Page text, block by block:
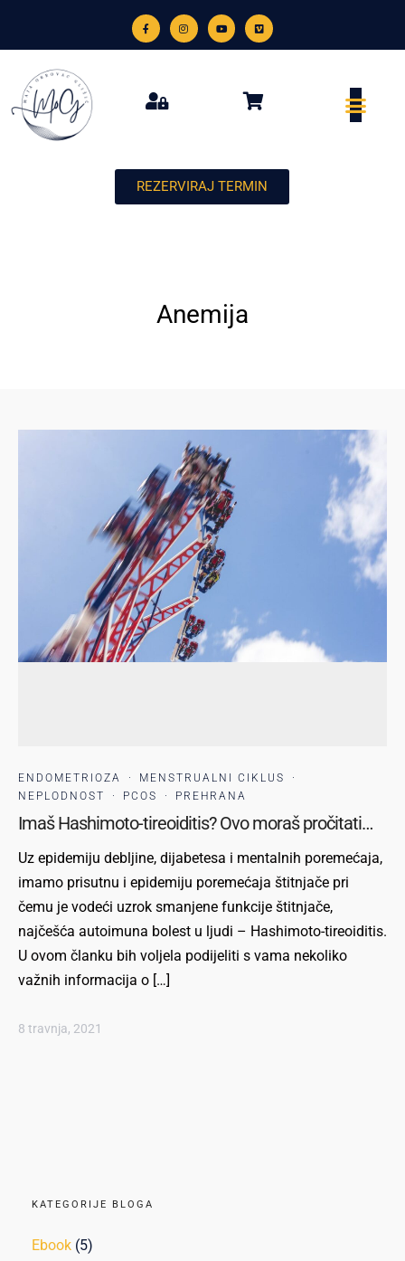
REZERVIRAJ TERMIN
Anemija
ENDOMETRIOZA · MENSTRUALNI CIKLUS
·
NEPLODNOST
· PCOS · PREHRANA
Imaš Hashimoto-tireoiditis? Ovo moraš pročitati…
Uz epidemiju debljine, dijabetesa i mentalnih poremećaja,
imamo prisutnu i epidemiju poremećaja štitnjače pri
čemu je vodeći uzrok smanjene funkcije štitnjače,
najčešća autoimuna bolest u ljudi – Hashimoto-tireoiditis.
U ovom članku bih voljela podijeliti s vama nekoliko
važnih informacija o […]
8 travnja, 2021
KATEGORIJE BLOGA
Ebook (5)